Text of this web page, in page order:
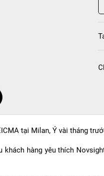
tại Milan, Ý vài tháng
khách hàng yêu thích